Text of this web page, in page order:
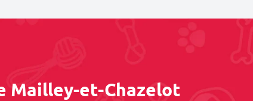
Mailley-et-Chazelot